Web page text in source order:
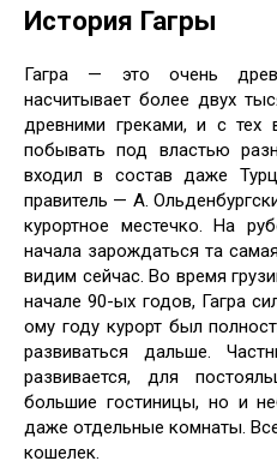
История Гагры
Гагра — это очень
насчитывает более двух
древними греками, и с
побывать под властью
входил в состав даже
правитель — А.
курортное местечко. На
начала зарождаться та
видим сейчас. Во время
начале 90-ых годов, Гагра
ому году курорт был
развиваться дальше.
развивается, для
большие гостиницы, но и
даже отдельные комнаты.
кошелек.